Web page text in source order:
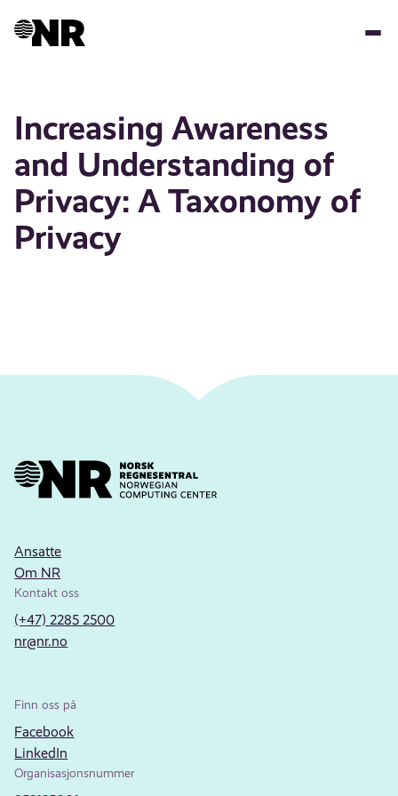
Increasing Awareness
and Understanding of
Privacy: A Taxonomy of
Privacy
Ansatte
Om NR
Kontakt oss
(+47) 2285 2500
nr@nr.no
Finn oss på
Facebook
LinkedIn
Organisasjonsnummer